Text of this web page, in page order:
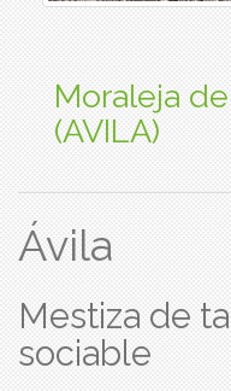
Moraleja
(AVILA)
Ávila
Mestiza de
sociable